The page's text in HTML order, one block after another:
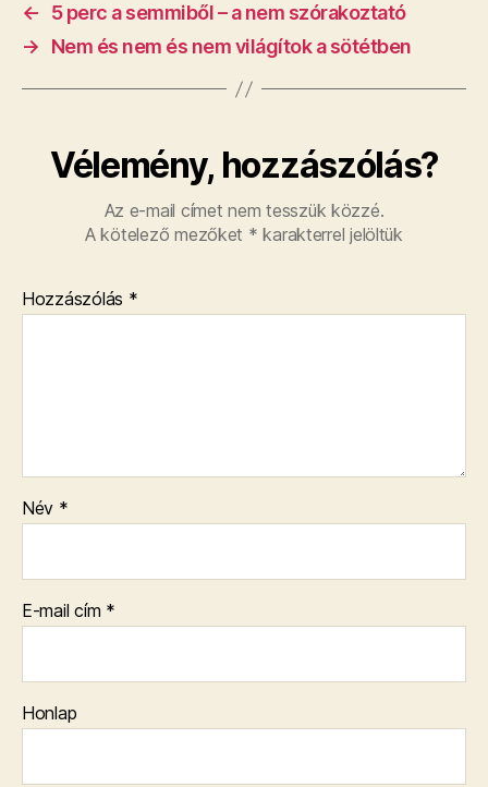
←
5 perc a semmiből – a nem szórakoztató
→
Nem és nem és nem világítok a sötétben
Vélemény, hozzászólás?
Az e-mail címet nem tesszük közzé.
A kötelező mezőket * karakterrel jelöltük
Hozzászólás *
Név *
E-mail cím *
Honlap